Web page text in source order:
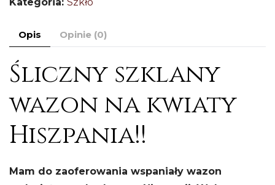
Opis Opinie (0)
Śliczny szklany
wazon na kwiaty
Hiszpania!!
Mam do zaoferowania wspaniały wazon